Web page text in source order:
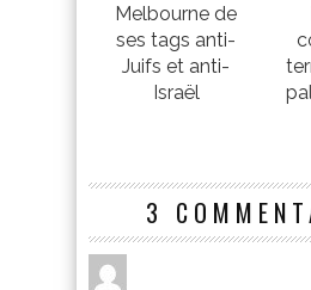
Melbourne de
ses tags anti-
Juifs et anti-
Israël
3